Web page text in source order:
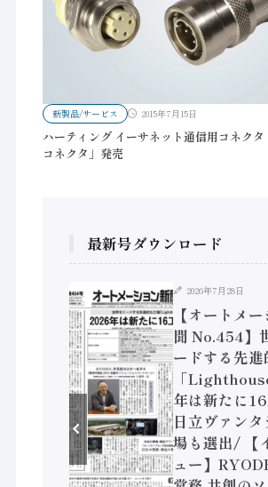
新製品/サービス 2015年7月15日
ハーティング イーサネット通信用コネク
コネクタ」発売
最新号ダウンロード
2026年7月28日
【オートメー
聞 No.454】
ードする先進
「
年は新たに
日立ヴァンタ
場も選出/ 【
ュー】